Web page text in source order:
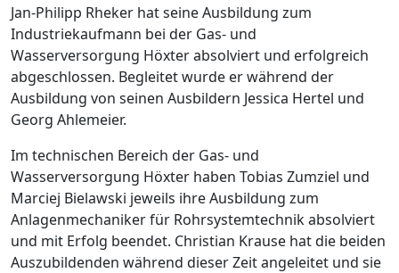
Jan-Philipp Rheker hat seine Ausbildung zum
Industriekaufmann bei der Gas- und
Wasserversorgung Höxter absolviert und erfolgreich
abgeschlossen. Begleitet wurde er während der
Ausbildung von seinen Ausbildern Jessica Hertel und
Georg Ahlemeier.
Im technischen Bereich der Gas- und
Wasserversorgung Höxter haben Tobias Zumziel und
Marciej Bielawski jeweils ihre Ausbildung zum
Anlagenmechaniker für Rohrsystemtechnik absolviert
und mit Erfolg beendet. Christian Krause hat die beiden
Auszubildenden während dieser Zeit angeleitet und sie